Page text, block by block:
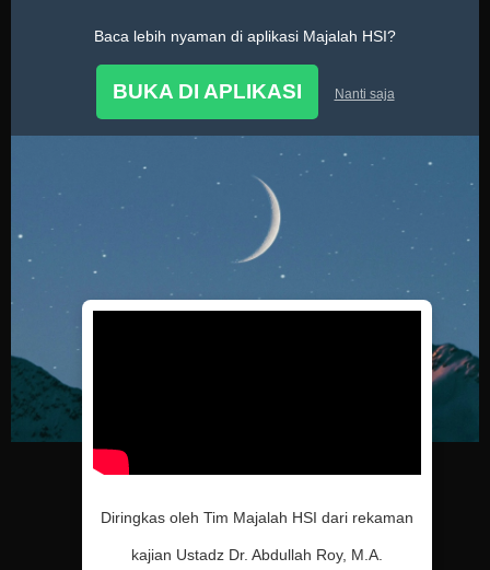
Baca lebih nyaman di aplikasi Majalah HSI?
BUKA DI APLIKASI Nanti saja
Tausiyah Ustadz
Diringkas oleh Tim Majalah HSI dari rekaman
kajian Ustadz Dr. Abdullah Roy, M.A.